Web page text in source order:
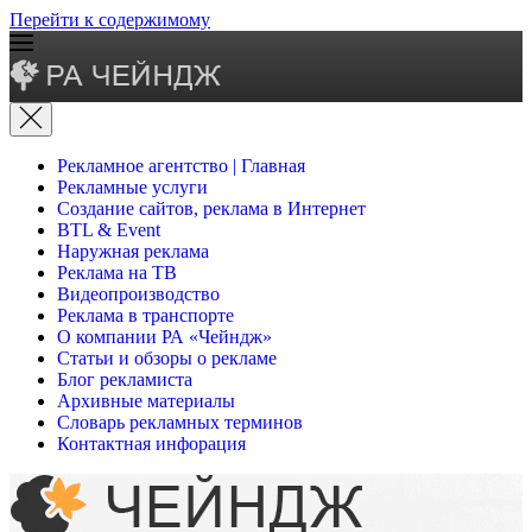
Перейти к содержимому
Рекламное агентство | Главная
Рекламные услуги
Создание сайтов, реклама в Интернет
BTL & Event
Наружная реклама
Реклама на ТВ
Видеопроизводство
Реклама в транспорте
О компании РА «Чейндж»
Статьи и обзоры о рекламе
Блог рекламиста
Архивные материалы
Словарь рекламных терминов
Контактная инфорация